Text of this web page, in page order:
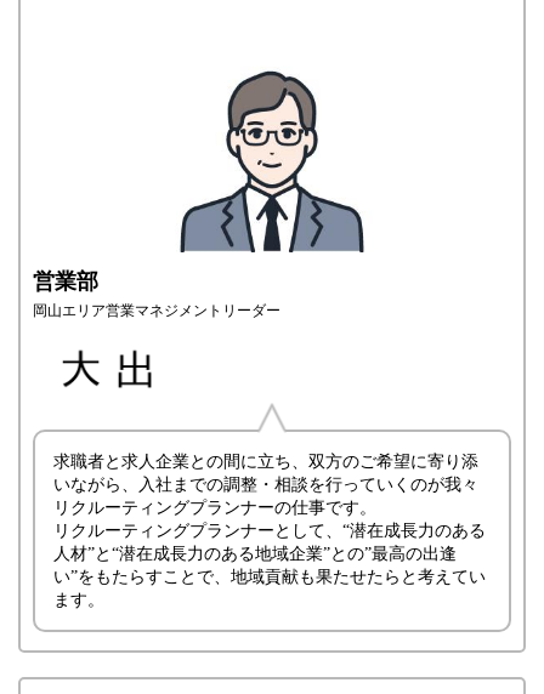
営業部
岡山エリア営業マネジメントリーダー
求職者と求人企業との間に立ち、双方のご希望に寄り添
いながら、入社までの調整・相談を行っていくのが我々
リクルーティングプランナーの仕事です。
リクルーティングプランナーとして、“潜在成長力のある
人材”と“潜在成長力のある地域企業”との”最高の出逢
い”をもたらすことで、地域貢献も果たせたらと考えてい
ます。